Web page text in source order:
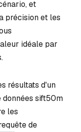
et
précision et les
idéale par
résultats d'un
sift50m
les
de